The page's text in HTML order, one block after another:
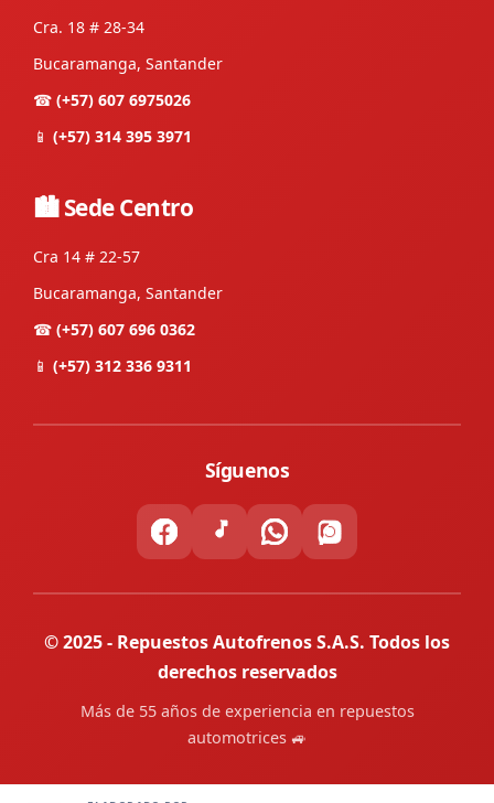
Cra. 18 # 28-34
Bucaramanga, Santander
☎ (+57) 607 6975026
📱 (+57) 314 395 3971
🏙 Sede Centro
Cra 14 # 22-57
Bucaramanga, Santander
☎ (+57) 607 696 0362
📱 (+57) 312 336 9311
Síguenos
© 2025 - Repuestos Autofrenos S.A.S. Todos los
derechos reservados
Más de 55 años de experiencia en repuestos
automotrices 🚙